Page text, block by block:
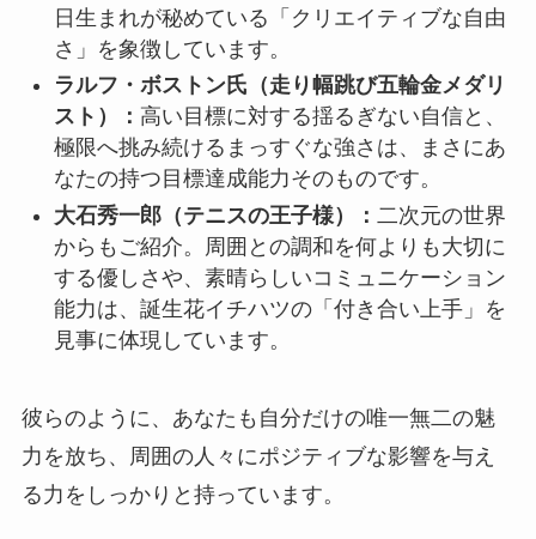
日生まれが秘めている「クリエイティブな自由
さ」を象徴しています。
ラルフ・ボストン氏（走り幅跳び五輪金メダリ
スト）： 高い目標に対する揺るぎない自信と、
極限へ挑み続けるまっすぐな強さは、まさにあ
なたの持つ目標達成能力そのものです。
大石秀一郎（テニスの王子様）： 二次元の世界
からもご紹介。周囲との調和を何よりも大切に
する優しさや、素晴らしいコミュニケーション
能力は、誕生花イチハツの「付き合い上手」を
見事に体現しています。
彼らのように、あなたも自分だけの唯一無二の魅
力を放ち、周囲の人々にポジティブな影響を与え
る力をしっかりと持っています。